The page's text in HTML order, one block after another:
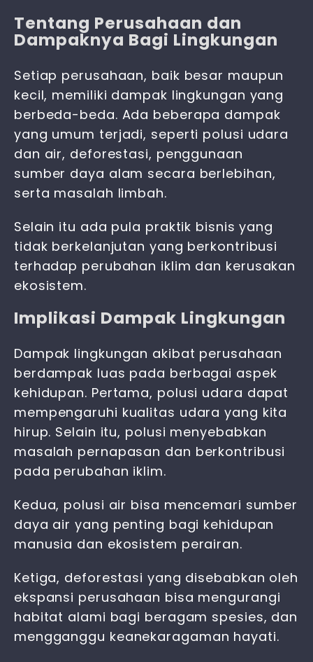
Tentang Perusahaan dan
Dampaknya Bagi Lingkungan
Setiap perusahaan, baik besar maupun
kecil, memiliki dampak lingkungan yang
berbeda-beda. Ada beberapa dampak
yang umum terjadi, seperti polusi udara
dan air, deforestasi, penggunaan
sumber daya alam secara berlebihan,
serta masalah limbah.
Selain itu ada pula praktik bisnis yang
tidak berkelanjutan yang berkontribusi
terhadap perubahan iklim dan kerusakan
ekosistem.
Implikasi Dampak Lingkungan
Dampak lingkungan akibat perusahaan
berdampak luas pada berbagai aspek
kehidupan. Pertama, polusi udara dapat
mempengaruhi kualitas udara yang kita
hirup. Selain itu, polusi menyebabkan
masalah pernapasan dan berkontribusi
pada perubahan iklim.
Kedua, polusi air bisa mencemari sumber
daya air yang penting bagi kehidupan
manusia dan ekosistem perairan.
Ketiga, deforestasi yang disebabkan oleh
ekspansi perusahaan bisa mengurangi
habitat alami bagi beragam spesies, dan
mengganggu keanekaragaman hayati.